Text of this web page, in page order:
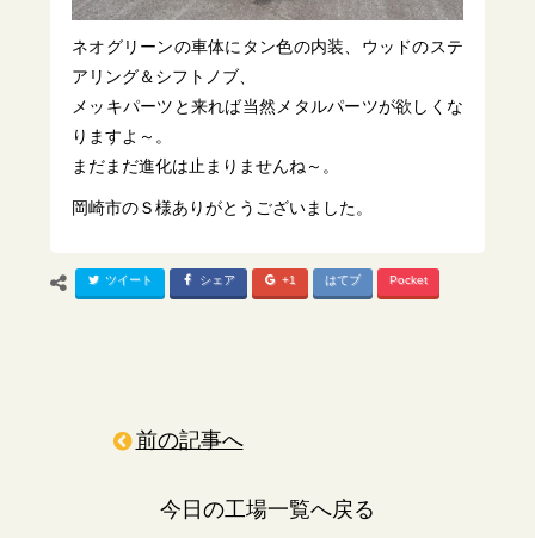
ネオグリーンの車体にタン色の内装、ウッドのステ
アリング＆シフトノブ、
メッキパーツと来れば当然メタルパーツが欲しくな
りますよ～。
まだまだ進化は止まりませんね～。
岡崎市のＳ様ありがとうございました。
ツイート シェア +1 はてブ Pocket
前の記事へ
今日の工場一覧へ戻る